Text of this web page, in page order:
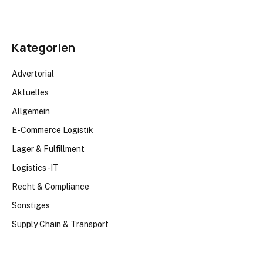
Kategorien
Advertorial
Aktuelles
Allgemein
E-Commerce Logistik
Lager & Fulfillment
Logistics-IT
Recht & Compliance
Sonstiges
Supply Chain & Transport